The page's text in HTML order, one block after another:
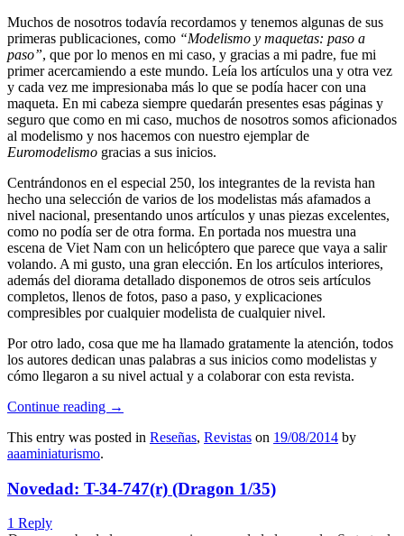
Muchos de nosotros todavía recordamos y tenemos algunas de sus
primeras publicaciones, como “Modelismo y maquetas: paso a
paso”, que por lo menos en mi caso, y gracias a mi padre, fue mi
primer acercamiendo a este mundo. Leía los artículos una y otra vez
y cada vez me impresionaba más lo que se podía hacer con una
maqueta. En mi cabeza siempre quedarán presentes esas páginas y
seguro que como en mi caso, muchos de nosotros somos aficionados
al modelismo y nos hacemos con nuestro ejemplar de
Euromodelismo gracias a sus inicios.
Centrándonos en el especial 250, los integrantes de la revista han
hecho una selección de varios de los modelistas más afamados a
nivel nacional, presentando unos artículos y unas piezas excelentes,
como no podía ser de otra forma. En portada nos muestra una
escena de Viet Nam con un helicóptero que parece que vaya a salir
volando. A mi gusto, una gran elección. En los artículos interiores,
además del diorama detallado disponemos de otros seis artículos
completos, llenos de fotos, paso a paso, y explicaciones
compresibles por cualquier modelista de cualquier nivel.
Por otro lado, cosa que me ha llamado gratamente la atención, todos
los autores dedican unas palabras a sus inicios como modelistas y
cómo llegaron a su nivel actual y a colaborar con esta revista.
Continue reading →
This entry was posted in Reseñas, Revistas on 19/08/2014 by
aaaminiaturismo.
Novedad: T-34-747(r) (Dragon 1/35)
1 Reply